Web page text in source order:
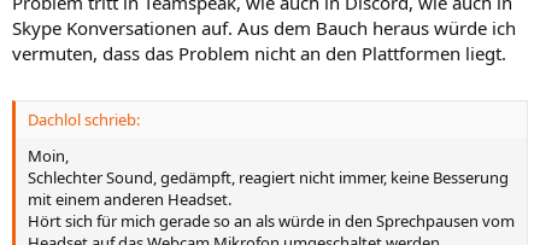
Skype Konversationen auf. Aus dem Bauch heraus würde ich
vermuten, dass das Problem nicht an den Plattformen liegt.
Dachlol schrieb:
Moin,
Schlechter Sound, gedämpft, reagiert nicht immer, keine Besserung
mit einem anderen Headset.
Hört sich für mich gerade so an als würde in den Sprechpausen vom